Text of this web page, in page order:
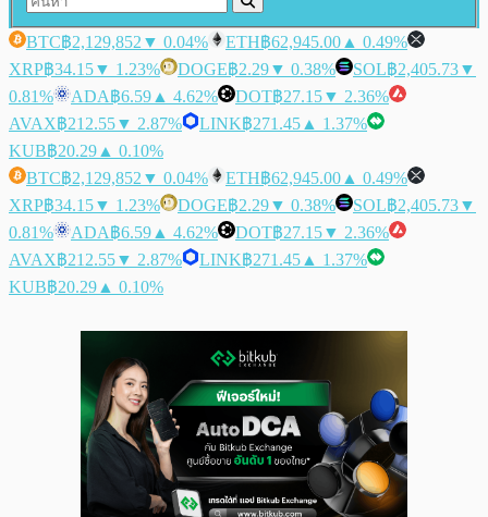
BTC฿2,129,852 ▼ 0.04% ETH฿62,945.00 ▲ 0.49%
XRP฿34.15▼ 1.23% DOGE฿2.29▼ 0.38% SOL฿2,405.73▼
0.81%
ADA฿6.59 ▲ 4.62% DOT฿27.15▼ 2.36%
AVAX฿212.55▼ 2.87% LINK฿271.45 ▲ 1.37%
KUB฿20.29 ▲ 0.10%
BTC฿2,129,852 ▼ 0.04% ETH฿62,945.00 ▲ 0.49%
XRP฿34.15▼ 1.23% DOGE฿2.29▼ 0.38% SOL฿2,405.73▼
0.81%
ADA฿6.59 ▲ 4.62% DOT฿27.15▼ 2.36%
AVAX฿212.55▼ 2.87% LINK฿271.45 ▲ 1.37%
KUB฿20.29 ▲ 0.10%